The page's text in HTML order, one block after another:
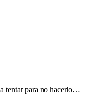
tentar para no hacerlo…